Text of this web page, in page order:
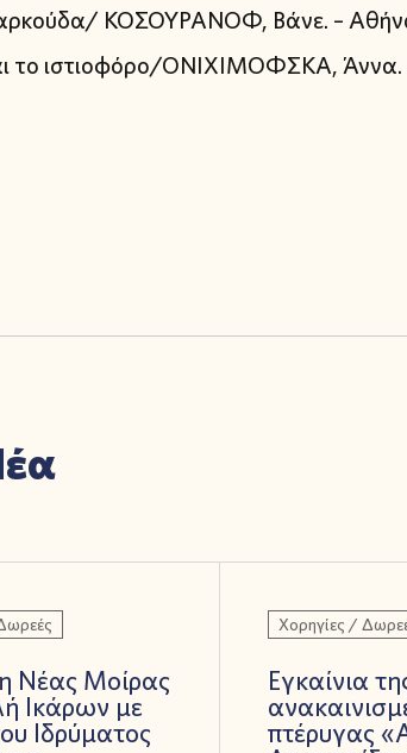
αρκούδα/ ΚΟΣΟΥΡΑΝΟΦ, Βάνε. –
το ιστιοφόρο/ΟΝΙΧΙΜΟΦΣΚΑ, Άννα.
Νέας Μοίρας
Ικάρων με
Ιδρύματος
Χορηγίες /
Εγκαίνια
πτέρυγας